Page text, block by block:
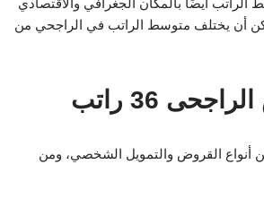
الراتب أيضًا بالمكان الجغرافي والاقتصادي
أن يختلف متوسط الراتب في الراجحي من
36 راتب
أنواع القروض والتمويل الشخصي، ومن